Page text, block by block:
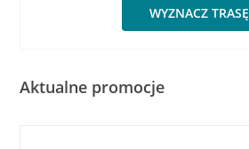
WYZNACZ TRASĘ
Aktualne promocje